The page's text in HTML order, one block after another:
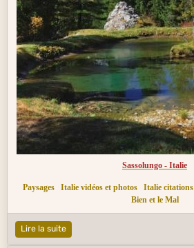
Sassolungo - Italie
Paysages Italie vidéos et photos Italie citations
Bien et le Mal
Lire la suite